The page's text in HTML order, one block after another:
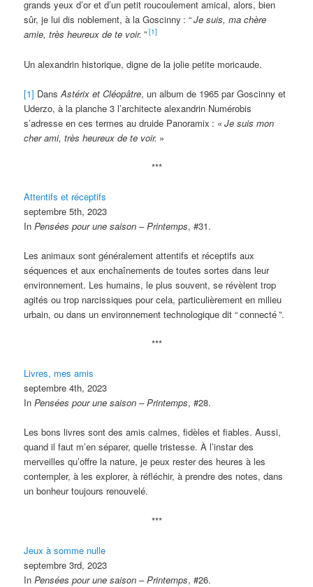
grands yeux d’or et d’un petit roucoulement amical, alors, bien
sûr, je lui dis noblement, à la Goscinny : “Je suis, ma chère
amie, très heureux de te voir. ” [1]
Un alexandrin historique, digne de la jolie petite moricaude.
[1] DansAstérix et Cléopâtre, un album de 1965 par Goscinny et
Uderzo, à la planche 3 l’architecte alexandrin Numérobis
s’adresse en ces termes au druide Panoramix : « Je suis mon
cher ami, très heureux de te voir. »
***
Attentifs et réceptifs
septembre 5th, 2023
InPensées pour une saison – Printemps, #31.
Les animaux sont généralement attentifs et réceptifs aux
séquences et aux enchaînements de toutes sortes dans leur
environnement. Les humains, le plus souvent, se révèlent trop
agités ou trop narcissiques pour cela, particulièrement en milieu
urbain, ou dans un environnement technologique dit “connecté”.
***
Livres, mes amis
septembre 4th, 2023
InPensées pour une saison – Printemps, #28.
Les bons livres sont des amis calmes, fidèles et fiables. Aussi,
quand il faut m’en séparer, quelle tristesse. À l’instar des
merveilles qu’offre la nature, je peux rester des heures à les
contempler, à les explorer, à réfléchir, à prendre des notes, dans
un bonheur toujours renouvelé.
***
Jeux à somme nulle
septembre 3rd, 2023
InPensées pour une saison – Printemps, #26.